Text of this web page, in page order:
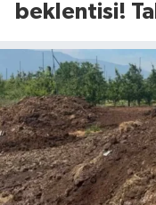
beklentisi!